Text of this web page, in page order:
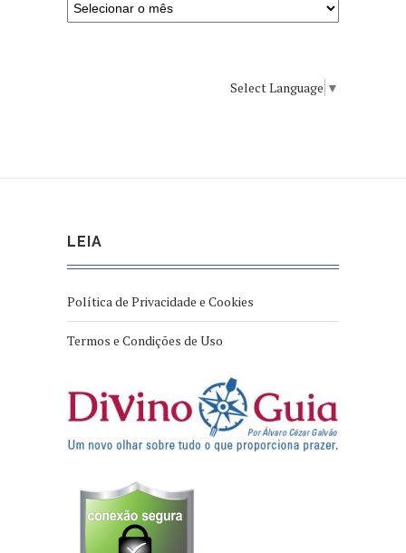
Select Language ▼
LEIA
Política de Privacidade e Cookies
Termos e Condições de Uso